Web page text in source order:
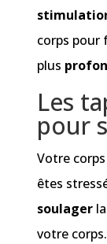
corps pour
plus
Les
pour
Votre
êtes
soulagerla
votre